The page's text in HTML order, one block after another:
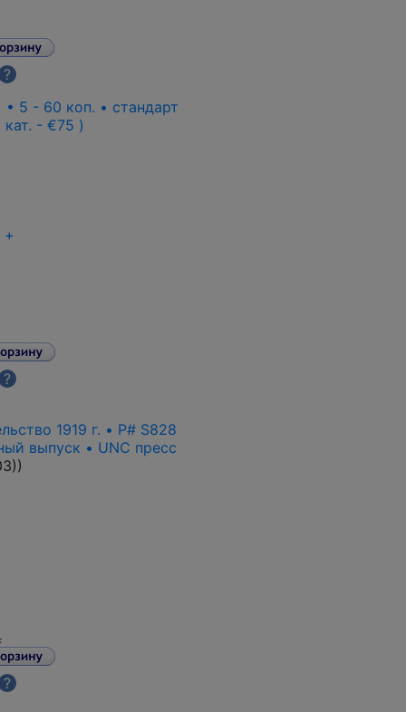
?
• 5 - 60 коп. • стандарт
кат. - €75 )
+
?
1919 г. • P# S828
выпуск • UNC пресс
)
?